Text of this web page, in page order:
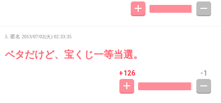
5. 匿名 2013/07/02(火) 02:33:35
ベタだけど、宝くじ一等当選。
+126 -1